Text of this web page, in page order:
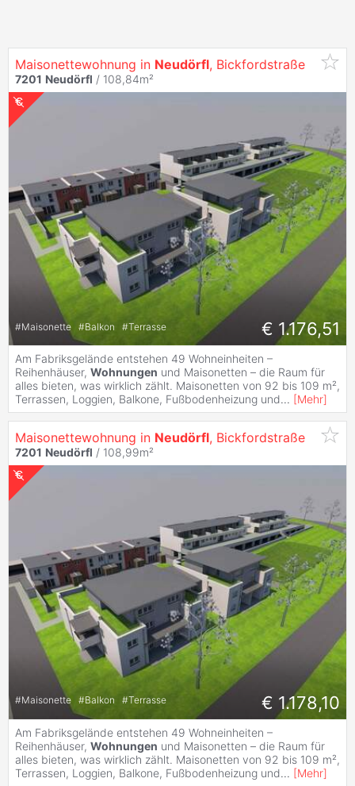
Maisonettewohnung in Neudörfl, Bickfordstraße
7201 Neudörfl / 108,84m²
#Maisonette #Balkon #Terrasse € 1.176,51
Am Fabriksgelände entstehen 49 Wohneinheiten –
Reihenhäuser, Wohnungen und Maisonetten – die Raum für
alles bieten, was wirklich zählt. Maisonetten von 92 bis 109 m²,
Terrassen, Loggien, Balkone, Fußbodenheizung und... [Mehr]
Maisonettewohnung in Neudörfl, Bickfordstraße
7201 Neudörfl / 108,99m²
#Maisonette #Balkon #Terrasse € 1.178,10
Am Fabriksgelände entstehen 49 Wohneinheiten –
Reihenhäuser, Wohnungen und Maisonetten – die Raum für
alles bieten, was wirklich zählt. Maisonetten von 92 bis 109 m²,
Terrassen, Loggien, Balkone, Fußbodenheizung und... [Mehr]